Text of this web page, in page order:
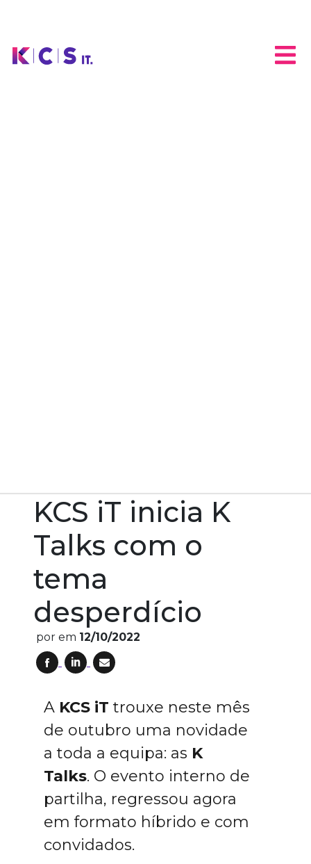
KCS iT inicia K
Talks com o
tema
desperdício
por em 12/10/2022
A KCS iT trouxe neste mês
de outubro uma novidade
a toda a equipa: as K
Talks. O evento interno de
partilha, regressou agora
em formato híbrido e com
convidados.